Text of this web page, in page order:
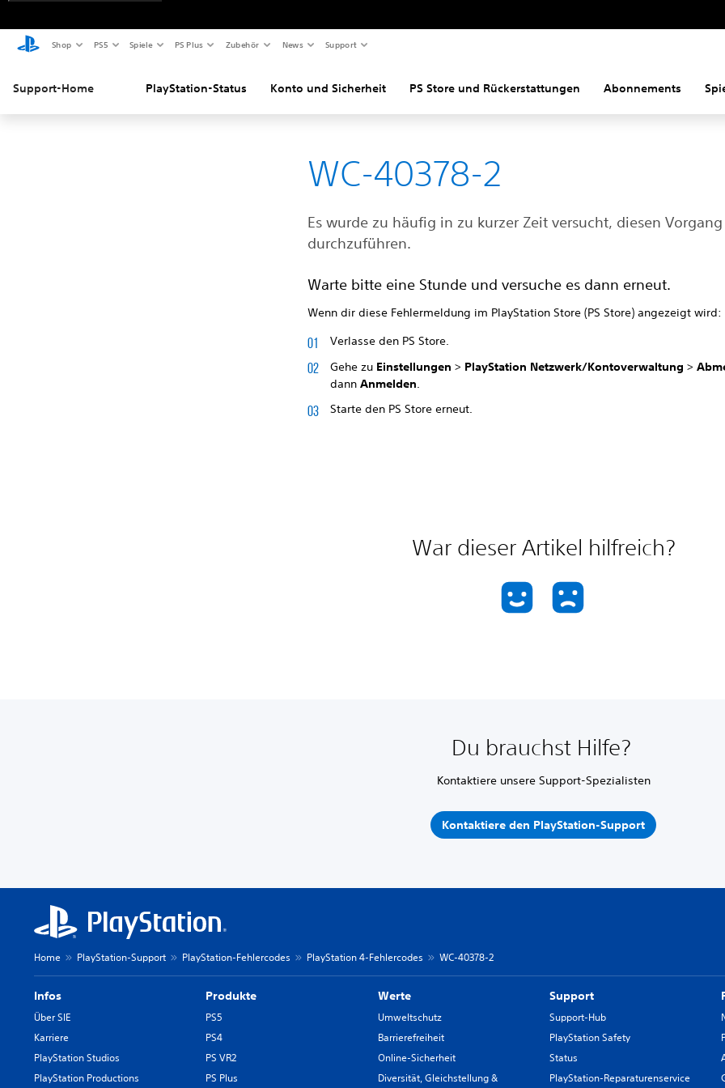
Shop PS5 Spiele PS Plus Zubehör News Support
Support-Home PlayStation-Status Konto und Sicherheit PS Store und Rückerstattungen Abonnements
WC-40378-2
Es wurde zu häufig in zu kurzer Zeit versucht, diesen Vorgang
durchzuführen.
Warte bitte eine Stunde und versuche es dann erneut.
Wenn dir diese Fehlermeldung im PlayStation Store (PS Store) angezeigt wird:
Verlasse den PS Store.
Gehe zu Einstellungen > PlayStation Netzwerk/Kontoverwaltung >
dannAnmelden
Starte den PS Store erneut.
War dieser Artikel hilfreich?
Du brauchst Hilfe?
Kontaktiere unsere Support-Spezialisten
Kontaktiere den PlayStation-Support
Home PlayStation-Support PlayStation-Fehlercodes PlayStation 4-Fehlercodes WC-40378-2
Infos
Über SIE
Karriere
PlayStation Studios
PlayStation Productions
Produkte
PS5
PS4
PS VR2
PS Plus
Werte
Umweltschutz
Barrierefreiheit
Online-Sicherheit
Diversität, Gleichstellung &
Support
Support-Hub
PlayStation Safety
Status
PlayStation-Reparaturenservice